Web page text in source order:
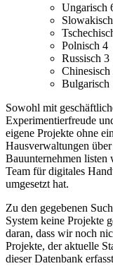
Ungarisch
Slowakisch
Polnisch 4
Russisch 3
Bulgarisch
Sowohl mit
Experimentierfreude
eigene Projekte ohne
Hausverwaltungen
Bauunternehmen listen
Team für digitales
umgesetzt hat.
Zu den gegebenen
System keine Projekte
daran, dass wir noch
Projekte, der aktuelle
dieser Datenbank